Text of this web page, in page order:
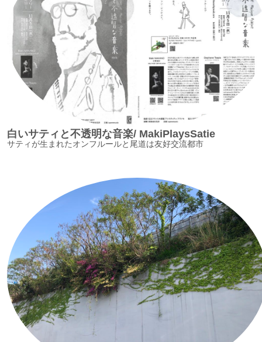
白いサティと不透明な音楽/ MakiPlaysSatie
サティが生まれたオンフルールと尾道は友好交流都市